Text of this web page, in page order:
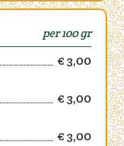
per 100 gr
€ 3,00
€ 3,00
€ 3,00